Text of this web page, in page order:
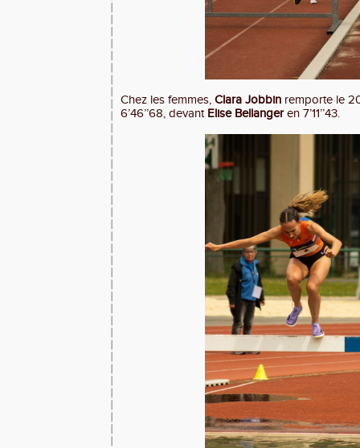
Chez les femmes, Clara Jobbin remporte le
6’46’’68, devant Elise Bellangeren 7’11’’43.